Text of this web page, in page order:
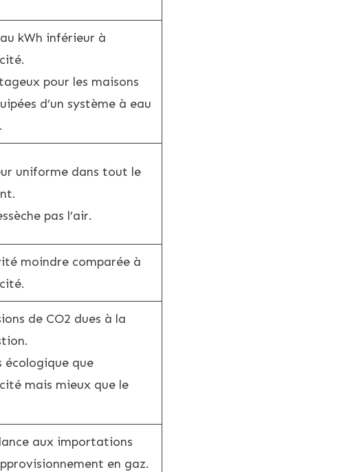
kWh inférieur à
pour les maisons
d’un système à eau
uniforme dans tout le
pas l’air.
moindre comparée à
de CO2 dues à la
écologique que
mais mieux que le
aux importations
en gaz.